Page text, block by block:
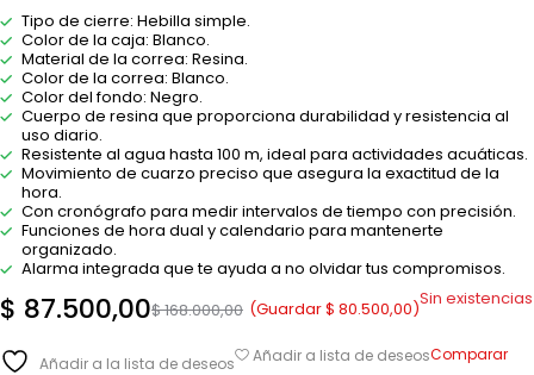
Tipo de cierre: Hebilla simple.
Color de la caja: Blanco.
Material de la correa: Resina.
Color de la correa: Blanco.
Color del fondo: Negro.
Cuerpo de resina que proporciona durabilidad y resistencia al
uso diario.
Resistente al agua hasta 100 m, ideal para actividades acuáticas.
Movimiento de cuarzo preciso que asegura la exactitud de la
hora.
Con cronógrafo para medir intervalos de tiempo con precisión.
Funciones de hora dual y calendario para mantenerte
organizado.
Alarma integrada que te ayuda a no olvidar tus compromisos.
$168.000,00
$ 87.500,00 (Guardar$ 80.500,00)Sin existencias
Añadir a la lista de deseos Añadir a lista de deseosComparar